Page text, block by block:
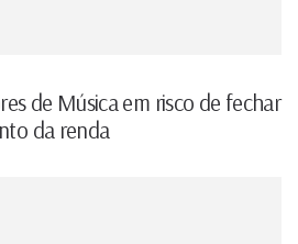
de Música em risco de fechar
da renda